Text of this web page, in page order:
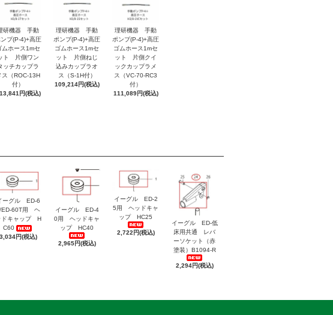
研機器 手動
ンプ(P-4)+高圧
ムホース1mセ
ト 片側ワン
ッチカップラ
ス（ROC-13H
付）
円(税込)
理研機器 手動
ポンプ(P-4)+高圧
ゴムホース1mセ
ット 片側ねじ
込みカップラオ
ス（S-1H付）
109,214円(税込)
理研機器 手動
ポンプ(P-4)+高圧
ゴムホース1mセ
ット 片側クイ
ックカップラメ
ス（VC-70-RC3
付）
111,089円(税込)
ーグル ED-6
ED-60T用 ヘ
ドキャップ H
C60
3,034円(税込)
イーグル ED-4
0用 ヘッドキャ
ップ HC40
2,965円(税込)
イーグル ED-2
5用 ヘッドキャ
ップ HC25
2,722円(税込)
イーグル ED-低
床用共通 レバ
ーソケット（赤
塗装）B1094-R
2,294円(税込)